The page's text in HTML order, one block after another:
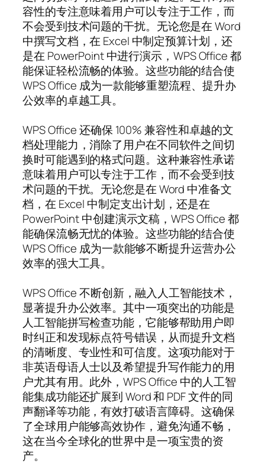
容性的专注意味着用户可以专注于工作，而
不会受到技术问题的干扰。无论您是在 Word
中撰写文档，在 Excel 中制定预算计划，还
是在 PowerPoint 中进行演示，WPS Office 都
能保证轻松流畅的体验。这些功能的结合使
WPS Office 成为一款能够重塑流程、提升办
公效率的卓越工具。
WPS Office 还确保 100% 兼容性和卓越的文
档处理能力，消除了用户在不同软件之间切
换时可能遇到的格式问题。这种兼容性承诺
意味着用户可以专注于工作，而不会受到技
术问题的干扰。无论您是在 Word 中准备文
档，在 Excel 中制定支出计划，还是在
PowerPoint 中创建演示文稿，WPS Office 都
能确保流畅无忧的体验。这些功能的结合使
WPS Office 成为一款能够不断提升运营办公
效率的强大工具。
WPS Office 不断创新，融入人工智能技术，
显著提升办公效率。其中一项突出的功能是
人工智能拼写检查功能，它能够帮助用户即
时纠正和发现标点符号错误，从而提升文档
的清晰度、专业性和可信度。这项功能对于
非英语母语人士以及希望提升写作能力的用
户尤其有用。此外，WPS Office 中的人工智
能集成功能还扩展到 Word 和 PDF 文件的同
声翻译等功能，有效打破语言障碍。这确保
了全球用户能够高效协作，避免沟通不畅，
这在当今全球化的世界中是一项宝贵的资
产。